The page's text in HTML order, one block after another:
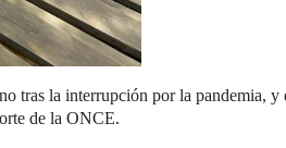
tras la interrupción por la pandemia, y
de la ONCE.